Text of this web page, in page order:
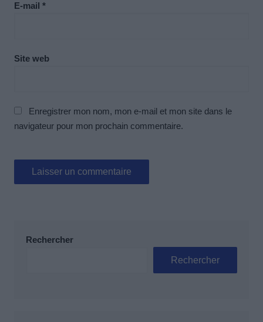
E-mail *
Site web
Enregistrer mon nom, mon e-mail et mon site dans le
navigateur pour mon prochain commentaire.
Rechercher
Rechercher